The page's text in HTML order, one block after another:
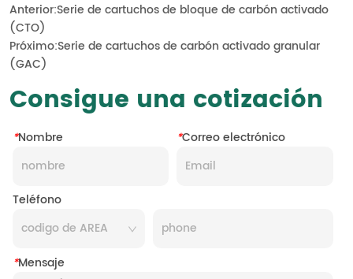
Anterior:Serie de cartuchos de bloque de carbón activado
(CTO)
Próximo:Serie de cartuchos de carbón activado granular
(GAC)
Consigue una cotización
*Nombre *Correo electrónico
Teléfono
*Mensaje